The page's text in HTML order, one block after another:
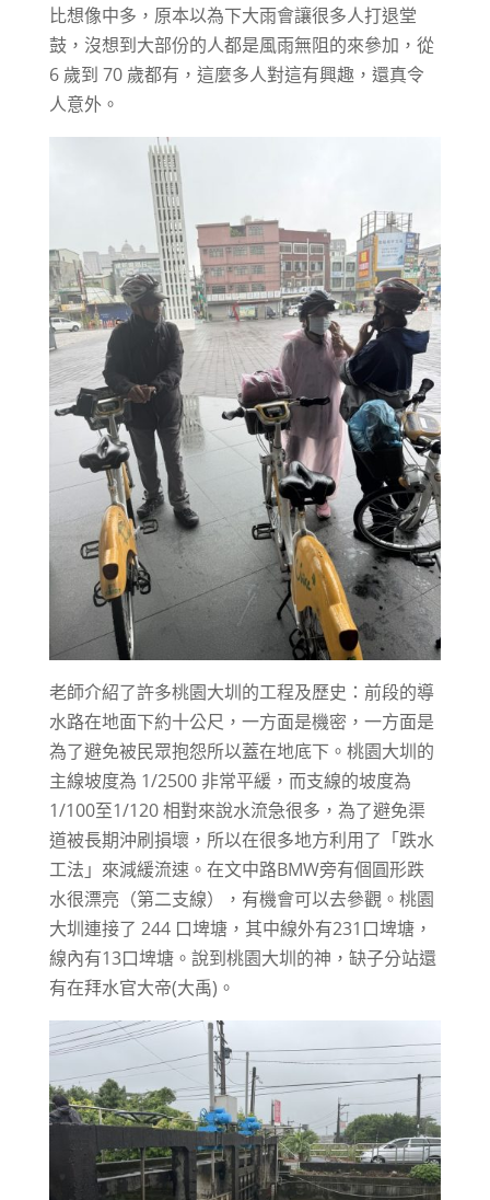
比想像中多，原本以為下大雨會讓很多人打退堂
鼓，沒想到大部份的人都是風雨無阻的來參加，從
6 歲到 70 歲都有，這麼多人對這有興趣，還真令
人意外。
老師介紹了許多桃園大圳的工程及歷史：前段的導
水路在地面下約十公尺，一方面是機密，一方面是
為了避免被民眾抱怨所以蓋在地底下。桃園大圳的
主線坡度為 1/2500 非常平緩，而支線的坡度為
1/100至1/120 相對來說水流急很多，為了避免渠
道被長期沖刷損壞，所以在很多地方利用了「跌水
工法」來減緩流速。在文中路BMW旁有個圓形跌
水很漂亮（第二支線），有機會可以去參觀。桃園
大圳連接了 244 口埤塘，其中線外有231口埤塘，
線內有13口埤塘。說到桃園大圳的神，缺子分站還
有在拜水官大帝(大禹)。